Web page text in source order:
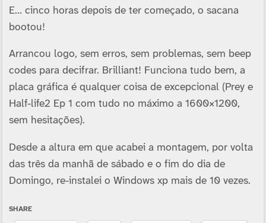
E… cinco horas depois de ter começado, o sacana
bootou!
Arrancou logo, sem erros, sem problemas, sem beep
codes para decifrar. Brilliant! Funciona tudo bem, a
placa gráfica é qualquer coisa de excepcional (Prey e
Half-life2 Ep 1 com tudo no máximo a 1600×1200,
sem hesitações).
Desde a altura em que acabei a montagem, por volta
das três da manhã de sábado e o fim do dia de
Domingo, re-instalei o Windows xp mais de 10 vezes.
SHARE